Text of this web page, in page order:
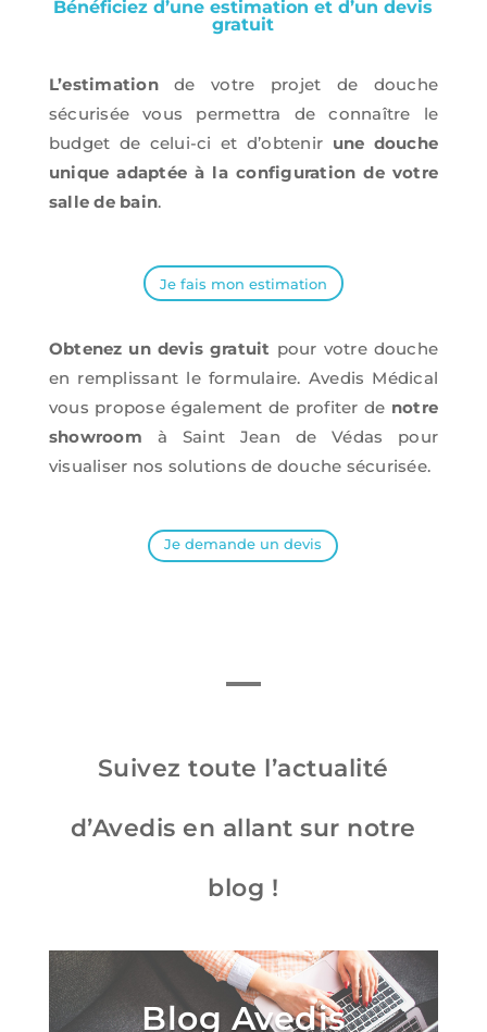
Bénéficiez d’une estimation et d’un devis
gratuit
L’estimationde votre projet de douche
sécurisée vous permettra de connaître le
budget de celui-ci et d’obtenir une douche
unique adaptée à la configuration de votre
salle de bain.
Je fais mon estimation
Obtenez un devis gratuit pour votre douche
en remplissant le formulaire. Avedis Médical
vous propose également de profiter de notre
showroom à Saint Jean de Védas pour
visualiser nos solutions de douche sécurisée.
Je demande un devis
Suivez toute l’actualité
d’Avedis en allant sur notre
blog !
Blog Avedis